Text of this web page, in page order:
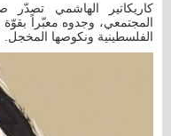
كاريكاتير الهاشمي تصدّر
المجتمعي، وجدوه معبّراً
الفلسطينية ونكوصها المخجل.